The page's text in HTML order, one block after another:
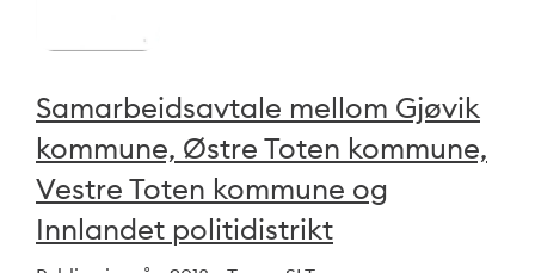
Samarbeidsavtale mellom Gjøvik
kommune, Østre Toten kommune,
Vestre Toten kommune og
Innlandet politidistrikt